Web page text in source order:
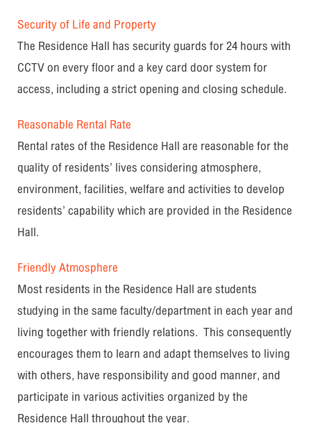
Security of Life and Property
The Residence Hall has security guards for 24 hours with
CCTV on every floor and a key card door system for
access, including a strict opening and closing schedule.
Reasonable Rental Rate
Rental rates of the Residence Hall are reasonable for the
quality of residents’ lives considering atmosphere,
environment, facilities, welfare and activities to develop
residents’ capability which are provided in the Residence
Hall.
Friendly Atmosphere
Most residents in the Residence Hall are students
studying in the same faculty/department in each year and
living together with friendly relations. This consequently
encourages them to learn and adapt themselves to living
with others, have responsibility and good manner, and
participate in various activities organized by the
Residence Hall throughout the year.